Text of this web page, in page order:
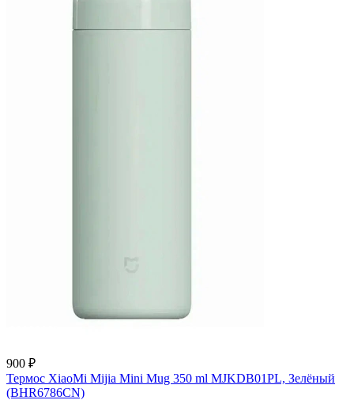
900 ₽
Термос XiaoMi Mijia Mini Mug 350 ml MJKDB01PL, Зелёный
(BHR6786CN)